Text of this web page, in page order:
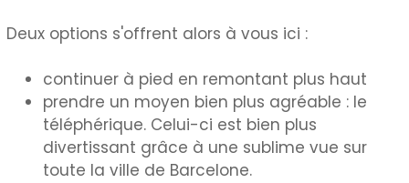
Deux options s'offrent alors à vous ici :
continuer à pied en remontant plus haut
prendre un moyen bien plus agréable : le
téléphérique. Celui-ci est bien plus
divertissant grâce à une sublime vue sur
toute la ville de Barcelone.